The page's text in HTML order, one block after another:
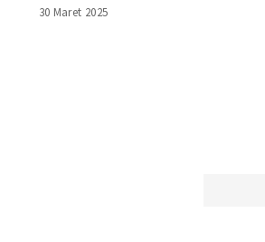
30 Maret 2025